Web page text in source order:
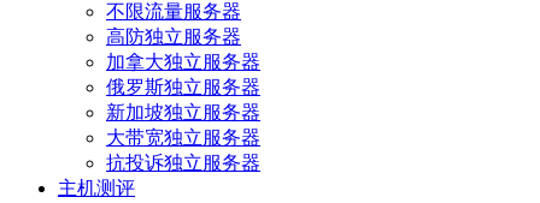
不限流量服务器
高防独立服务器
加拿大独立服务器
俄罗斯独立服务器
新加坡独立服务器
大带宽独立服务器
抗投诉独立服务器
主机测评